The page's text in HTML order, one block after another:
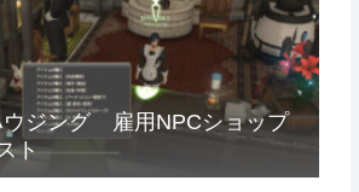
ウジング 雇用NPCショップ
ト